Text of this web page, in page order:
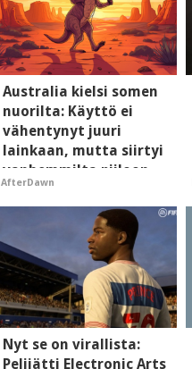
Australia kielsi somen
nuorilta: Käyttö ei
vähentynyt juuri
lainkaan, mutta siirtyi
vanhemmilta piiloon
AfterDawn
Nyt se on virallista:
Pelijätti Electronic Arts